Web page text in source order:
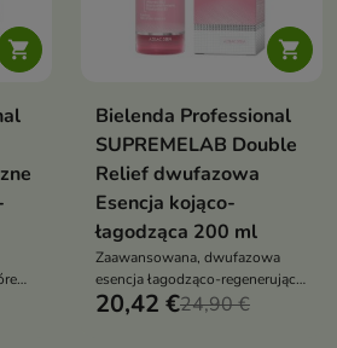
 
Bielenda Professional
SUPREMELAB Double
Relief dwufazowa
Esencja kojąco-
łagodząca 200 ml
Zaawansowana, dwufazowa
esencja łagodząco-regenerująca
przywraca skórze równowagę,
20,42 €24,90 €